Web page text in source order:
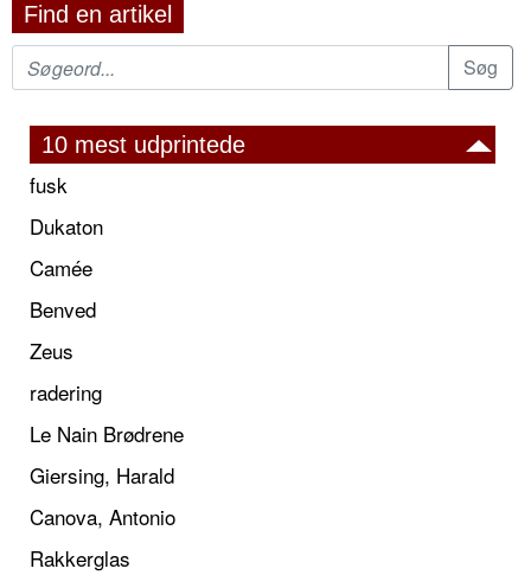
Find en artikel
10 mest udprintede
fusk
Dukaton
Camée
Benved
Zeus
radering
Le Nain Brødrene
Giersing, Harald
Canova, Antonio
Rakkerglas